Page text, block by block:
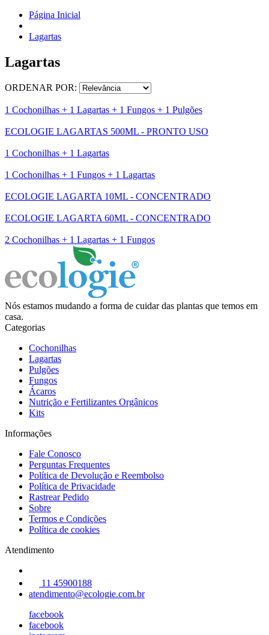
Página Inicial
Lagartas
Lagartas
ORDENAR POR:
1 Cochonilhas + 1 Lagartas + 1 Fungos + 1 Pulgões
ECOLOGIE LAGARTAS 500ML - PRONTO USO
1 Cochonilhas + 1 Lagartas
1 Cochonilhas + 1 Fungos + 1 Lagartas
ECOLOGIE LAGARTA 10ML - CONCENTRADO
ECOLOGIE LAGARTA 60ML - CONCENTRADO
2 Cochonilhas + 1 Lagartas + 1 Fungos
Nós estamos mudando a forma de cuidar das plantas que temos em
casa.
Categorias
Cochonilhas
Lagartas
Pulgões
Fungos
Ácaros
Nutrição e Fertilizantes Orgânicos
Kits
Informações
Fale Conosco
Perguntas Frequentes
Política de Devolução e Reembolso
Política de Privacidade
Rastrear Pedido
Sobre
Termos e Condições
Política de cookies
Atendimento
11 45900188
atendimento@ecologie.com.br
facebook
facebook